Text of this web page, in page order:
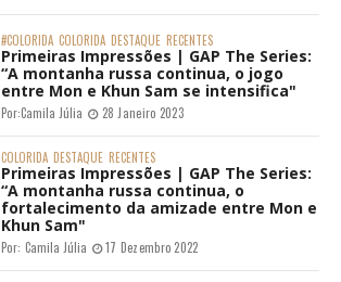
#COLORIDA COLORIDA DESTAQUE RECENTES
Primeiras Impressões | GAP The Series:
“A montanha russa continua, o jogo
entre Mon e Khun Sam se intensifica"
Por:Camila Júlia 28 Janeiro 2023
COLORIDA DESTAQUE RECENTES
Primeiras Impressões | GAP The Series:
“A montanha russa continua, o
fortalecimento da amizade entre Mon e
Khun Sam"
Por: Camila Júlia 17 Dezembro 2022